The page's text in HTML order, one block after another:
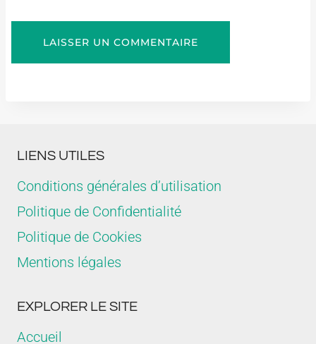
LIENS UTILES
Conditions générales d’utilisation
Politique de Confidentialité
Politique de Cookies
Mentions légales
EXPLORER LE SITE
Accueil